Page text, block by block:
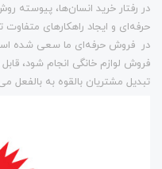
در رفتار خرید انسان‌ها،
حرفه‌ای و ایجاد راهکارهای
در فروش حرفه‌ای ما سعی شده
فروش لوازم خانگی انجام شود،
تبدیل مشتریان بالقوه به بالفعل